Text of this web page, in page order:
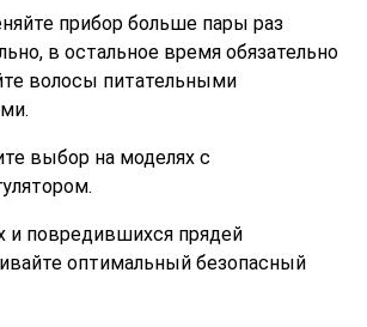
прибор больше пары раз
в остальное время обязательно
волосы питательными
выбор на моделях с
и повредившихся прядей
оптимальный безопасный